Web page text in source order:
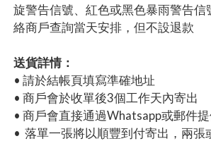
旋警告信號、紅色或黑色暴雨警告信
絡商戶查詢當天安排，但不設退款
送貨詳情：
• 請於結帳頁填寫準確地址
• 商戶會於收單後3個工作天內寄出
• 商戶會直接通過Whatsapp或郵件
• 落單一張將以順豐到付寄出，兩張